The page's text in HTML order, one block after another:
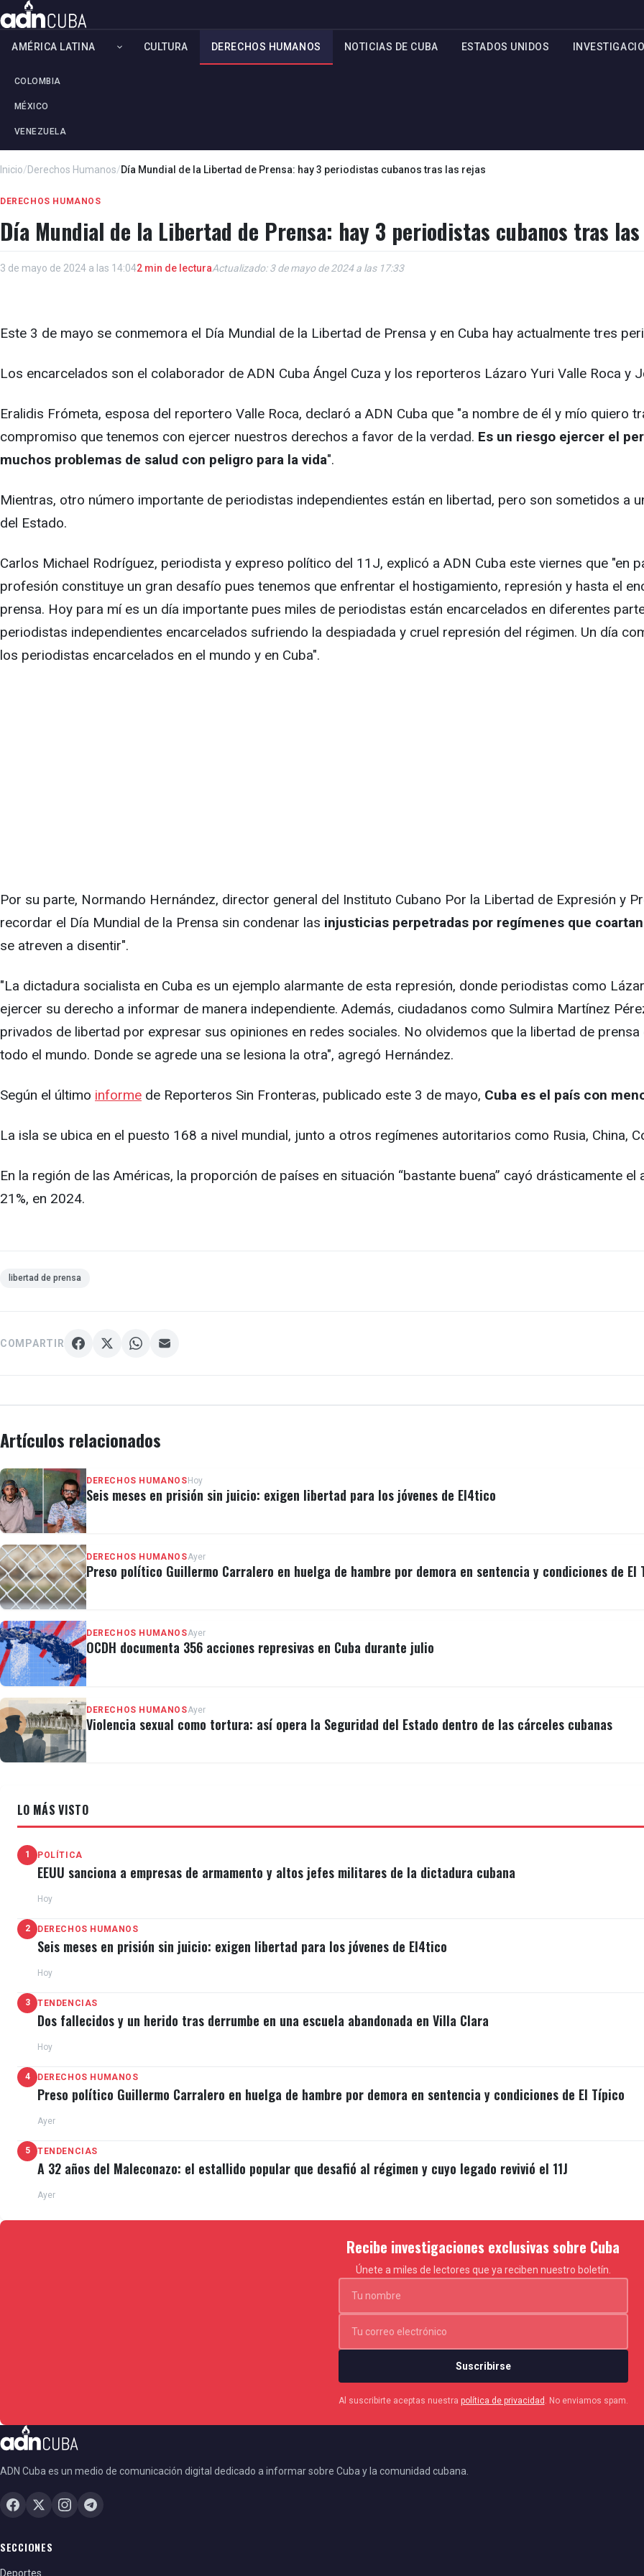
AMÉRICA LATINA
COLOMBIA
MÉXICO
VENEZUELA
CULTURA DERECHOS HUMANOS NOTICIAS DE CUBA ESTADOS UNIDOS
Inicio/Derechos Humanos/Día Mundial de la Libertad de Prensa: hay 3 periodistas cubanos tras las rejas
DERECHOS HUMANOS
Día Mundial de la Libertad de Prensa: hay 3 periodistas cubanos tras
3 de mayo de 2024 a las 14:042 min de lecturaActualizado: 3 de mayo de 2024 a las 17:33
Este 3 de mayo se conmemora el Día Mundial de la Libertad de Prensa y en Cuba hay actualmente tres
Los encarcelados son el colaborador de ADN Cuba Ángel Cuza y los reporteros Lázaro Yuri Valle Roca y
Eralidis Frómeta, esposa del reportero Valle Roca, declaró a ADN Cuba que "a nombre de él y mío quiero
compromiso que tenemos con ejercer nuestros derechos a favor de la verdad. Es un riesgo ejercer el
muchos problemas de salud con peligro para la vida".
Mientras, otro número importante de periodistas independientes están en libertad, pero son sometidos a
del Estado.
Carlos Michael Rodríguez, periodista y expreso político del 11J, explicó a ADN Cuba este viernes que "en
profesión constituye un gran desafío pues tenemos que enfrentar el hostigamiento, represión y hasta el
prensa. Hoy para mí es un día importante pues miles de periodistas están encarcelados en diferentes
periodistas independientes encarcelados sufriendo la despiadada y cruel represión del régimen. Un día
los periodistas encarcelados en el mundo y en Cuba".
Por su parte, Normando Hernández, director general del Instituto Cubano Por la Libertad de Expresión y
recordar el Día Mundial de la Prensa sin condenar las injusticias perpetradas por regímenes que
se atreven a disentir".
"La dictadura socialista en Cuba es un ejemplo alarmante de esta represión, donde periodistas como
ejercer su derecho a informar de manera independiente. Además, ciudadanos como Sulmira Martínez
privados de libertad por expresar sus opiniones en redes sociales. No olvidemos que la libertad de
todo el mundo. Donde se agrede una se lesiona la otra", agregó Hernández.
Según el último informe de Reporteros Sin Fronteras, publicado este 3 de mayo, Cuba es el país con
La isla se ubica en el puesto 168 a nivel mundial, junto a otros regímenes autoritarios como Rusia, China,
En la región de las Américas, la proporción de países en situación “bastante buena” cayó drásticamente
21%, en 2024.
libertad de prensa
COMPARTIR
Artículos relacionados
DERECHOS HUMANOS Hoy
Seis meses en prisión sin juicio: exigen libertad para los jóvenes de El4tico
DERECHOS HUMANOSAyer
Preso político Guillermo Carralero en huelga de hambre por demora en sentencia y condiciones de El
DERECHOS HUMANOSAyer
OCDH documenta 356 acciones represivas en Cuba durante julio
DERECHOS HUMANOSAyer
Violencia sexual como tortura: así opera la Seguridad del Estado dentro de las cárceles cubanas
LO MÁS VISTO
1 POLÍTICA
EEUU sanciona a empresas de armamento y altos jefes militares de la dictadura cubana
Hoy
2 DERECHOS HUMANOS
Seis meses en prisión sin juicio: exigen libertad para los jóvenes de El4tico
Hoy
3 TENDENCIAS
Dos fallecidos y un herido tras derrumbe en una escuela abandonada en Villa Clara
Hoy
4 DERECHOS HUMANOS
Preso político Guillermo Carralero en huelga de hambre por demora en sentencia y condiciones de El Típico
Ayer
5 TENDENCIAS
A 32 años del Maleconazo: el estallido popular que desafió al régimen y cuyo legado revivió el 11J
Ayer
Recibe investigaciones exclusivas sobre Cuba
Únete a miles de lectores que ya reciben nuestro boletín.
Suscribirse
Al suscribirte aceptas nuestra política de privacidad . No enviamos spam.
ADN Cuba es un medio de comunicación digital dedicado a informar sobre Cuba y la comunidad cubana.
SECCIONES
Deportes